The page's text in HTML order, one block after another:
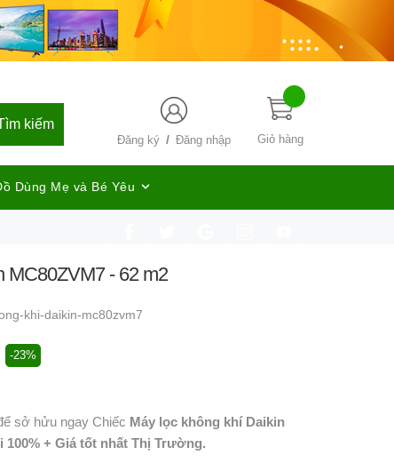
Giỏ hàng
Đăng ký / Đăng nhập
kiếm
Dùng Mẹ và Bé Yêu
MC80ZVM7 - 62 m2
khi-daikin-mc80zvm7
-23%
sở hửu ngay Chiếc Máy lọc không khí Daikin
100% + Giá tốt nhất Thị Trường.